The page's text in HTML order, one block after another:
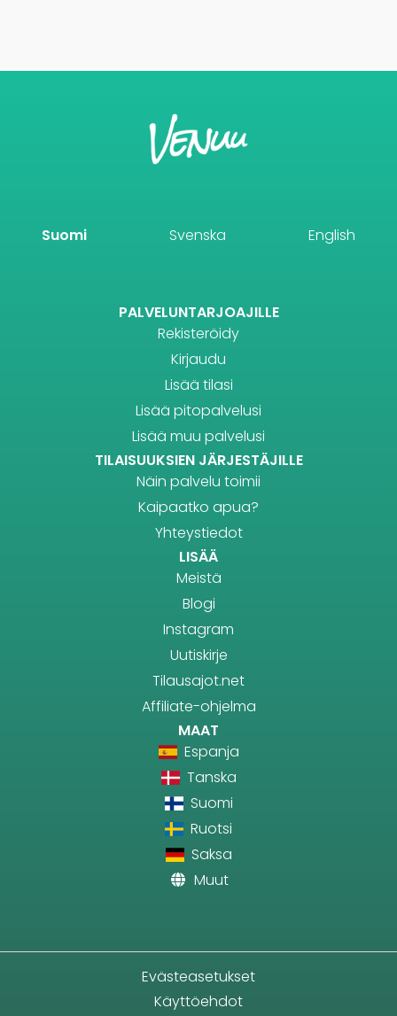
Suomi Svenska English
PALVELUNTARJOAJILLE
Rekisteröidy
Kirjaudu
Lisää tilasi
Lisää pitopalvelusi
Lisää muu palvelusi
TILAISUUKSIEN JÄRJESTÄJILLE
Näin palvelu toimii
Kaipaatko apua?
Yhteystiedot
LISÄÄ
Meistä
Blogi
Instagram
Uutiskirje
Tilausajot.net
Affiliate-ohjelma
MAAT
Espanja
Tanska
Suomi
Ruotsi
Saksa
Muut
Evästeasetukset
Käyttöehdot